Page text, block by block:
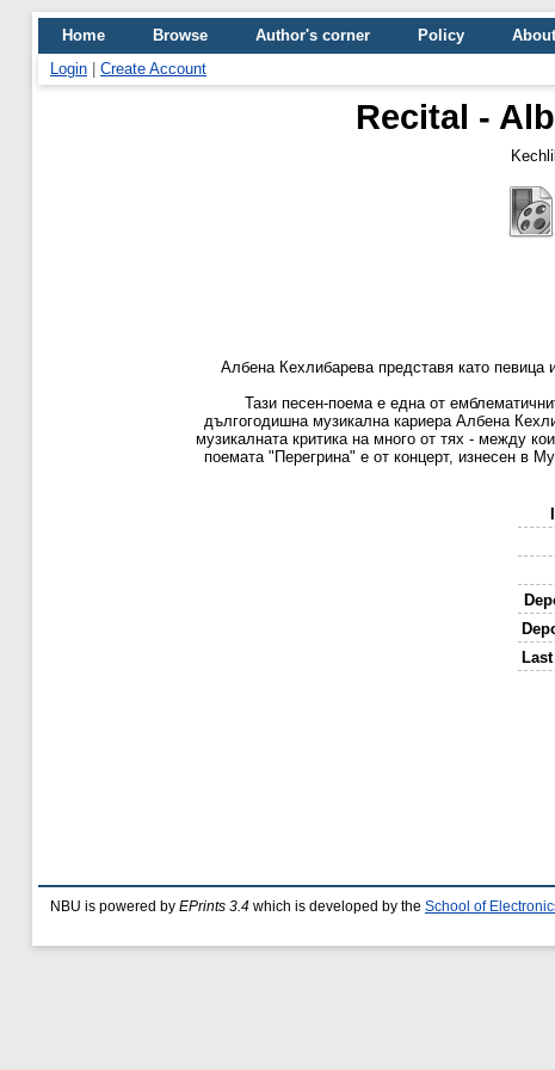
Home Browse Author's corner Policy
About
Login
Create Account
Recital -
Албена Кехлибарева представя като
Тази песен-поема е една от
дългогодишна музикална кариера Албена
музикалната критика на много от тях - между
поемата "Перегрина" е от концерт, изнесен в
NBU is powered by EPrints 3.4 which is developed by the School of